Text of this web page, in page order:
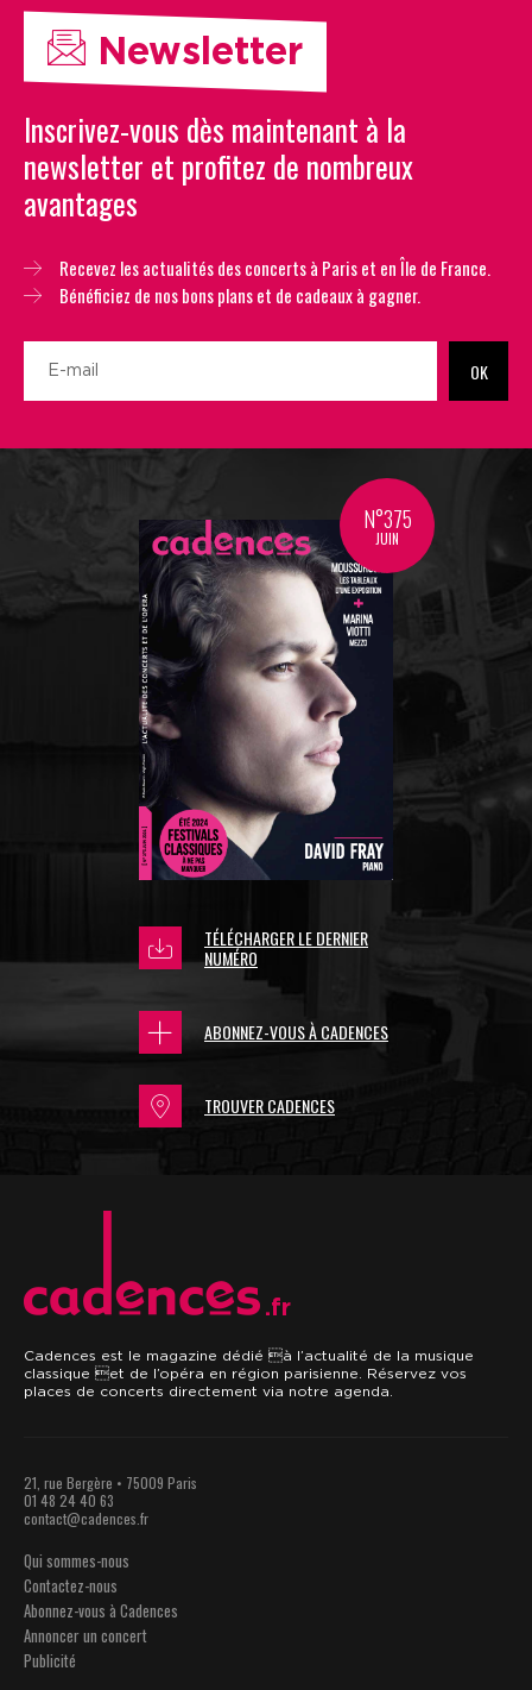
Newsletter
Inscrivez-vous dès maintenant à la
newsletter et profitez de nombreux
avantages
Recevez les actualités des concerts à Paris et en Île de France.
Bénéficiez de nos bons plans et de cadeaux à gagner.
OK
N°375
JUIN
TÉLÉCHARGER LE DERNIER
NUMÉRO
ABONNEZ-VOUS À CADENCES
TROUVER CADENCES
.fr
Cadences est le magazine dédié à l’actualité de la musique
classique et de l’opéra en région parisienne. Réservez vos
places de concerts directement via notre agenda.
21, rue Bergère • 75009 Paris
01 48 24 40 63
contact@cadences.fr
Qui sommes-nous
Contactez-nous
Abonnez-vous à Cadences
Annoncer un concert
Publicité